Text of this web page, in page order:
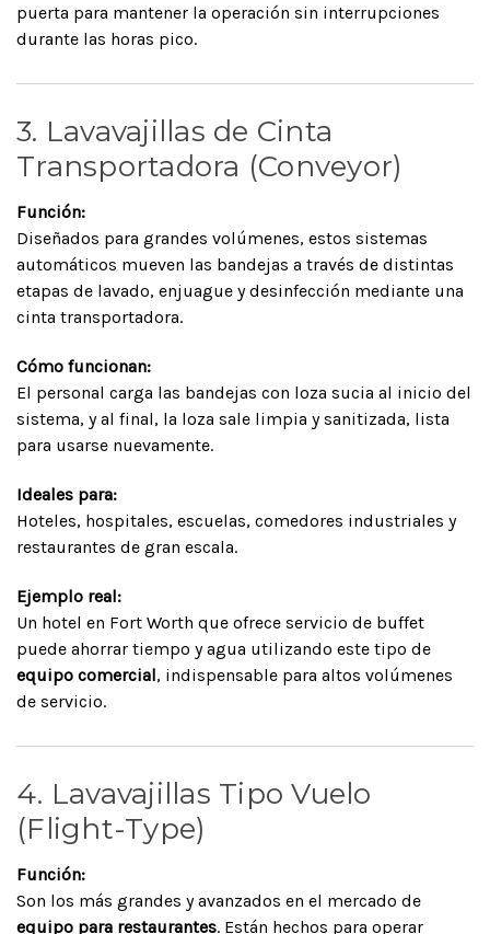
puerta para mantener la operación sin interrupciones
durante las horas pico.
3. Lavavajillas de Cinta
Transportadora (Conveyor)
Función:
Diseñados para grandes volúmenes, estos sistemas
automáticos mueven las bandejas a través de distintas
etapas de lavado, enjuague y desinfección mediante una
cinta transportadora.
Cómo funcionan:
El personal carga las bandejas con loza sucia al inicio del
sistema, y al final, la loza sale limpia y sanitizada, lista
para usarse nuevamente.
Ideales para:
Hoteles, hospitales, escuelas, comedores industriales y
restaurantes de gran escala.
Ejemplo real:
Un hotel en Fort Worth que ofrece servicio de buffet
puede ahorrar tiempo y agua utilizando este tipo de
equipo comercial, indispensable para altos volúmenes
de servicio.
4. Lavavajillas Tipo Vuelo
(Flight-Type)
Función:
Son los más grandes y avanzados en el mercado de
equipo para restaurantes. Están hechos para operar